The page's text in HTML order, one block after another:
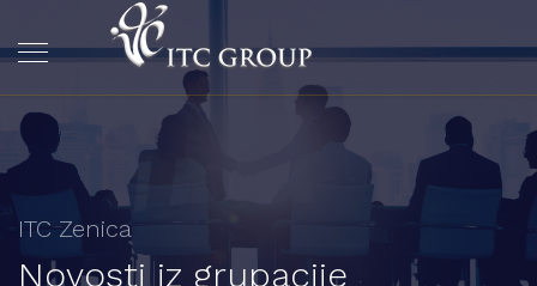
ITC Zenica
Novosti iz grupacije